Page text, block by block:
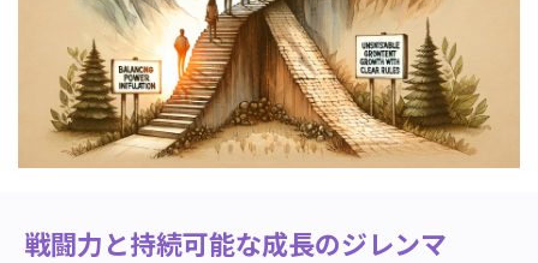
戦闘力と持続可能な成長のジレンマ